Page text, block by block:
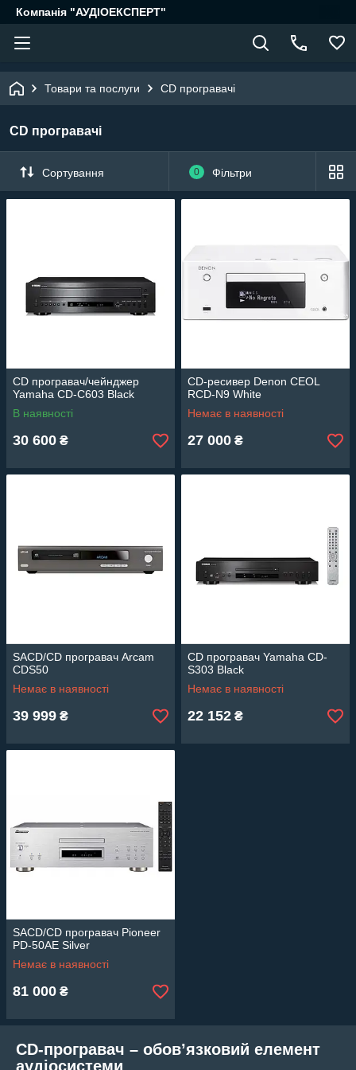
Компанія "АУДІОЕКСПЕРТ"
Товари та послуги CD програвачі
CD програвачі
Сортування 0 Фільтри
CD програвач/чейнджер
Yamaha CD-C603 Black
В наявності
30 600 ₴
CD-ресивер Denon CEOL
RCD-N9 White
Немає в наявності
27 000 ₴
SACD/CD програвач Arcam
CDS50
Немає в наявності
39 999 ₴
CD програвач Yamaha CD-
S303 Black
Немає в наявності
22 152 ₴
SACD/CD програвач Pioneer
PD-50AE Silver
Немає в наявності
81 000 ₴
CD-програвач – обов’язковий елемент
аудіосистеми